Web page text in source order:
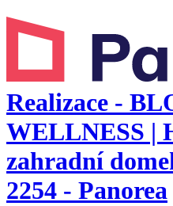
Realizace -
WELLNESS |
zahradní
2254 - Panorea